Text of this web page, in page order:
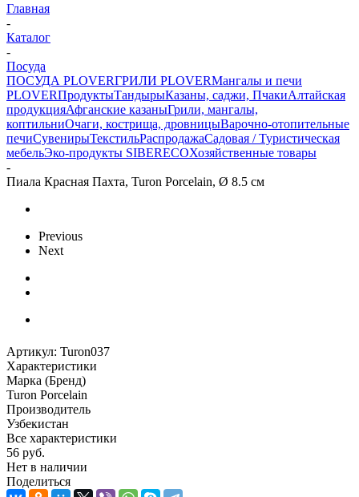
Главная
-
Каталог
-
Посуда
ПОСУДА PLOVERГРИЛИ PLOVERМангалы и печи
PLOVERПродуктыТандырыКазаны, саджи, ПчакиАлтайская
продукцияАфганские казаныГрили, мангалы,
коптильниОчаги, кострища, дровницыВарочно-отопительные
печиСувенирыТекстильРаспродажаСадовая / Туристическая
мебельЭко-продукты SIBERECOХозяйственные товары
-
Пиала Красная Пахта, Turon Porcelain, Ø 8.5 см
Previous
Next
Артикул: Turon037
Характеристики
Марка (Бренд)
Turon Porcelain
Производитель
Узбекистан
Все характеристики
56 руб.
Нет в наличии
Поделиться